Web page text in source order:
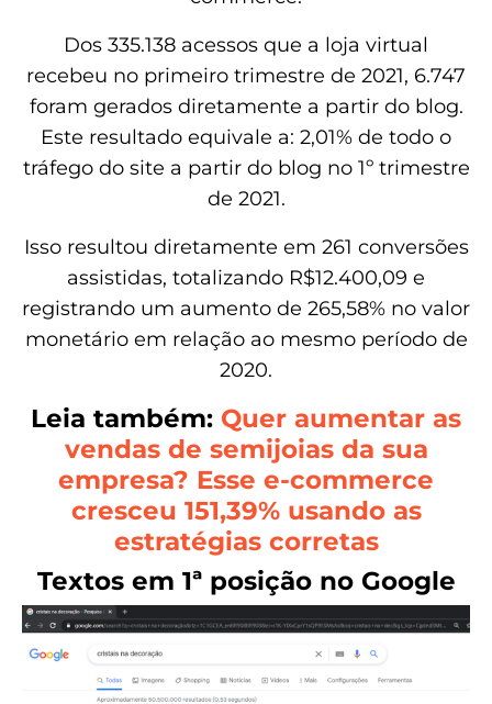
Dos 335.138 acessos que a loja virtual
recebeu no primeiro trimestre de 2021, 6.747
foram gerados diretamente a partir do blog.
Este resultado equivale a: 2,01% de todo o
tráfego do site a partir do blog no 1º trimestre
de 2021.
Isso resultou diretamente em 261 conversões
assistidas, totalizando R$12.400,09 e
registrando um aumento de 265,58% no valor
monetário em relação ao mesmo período de
2020.
Leia também: Quer aumentar as
vendas de semijoias da sua
empresa? Esse e-commerce
cresceu 151,39% usando as
estratégias corretas
Textos em 1ª posição no Google